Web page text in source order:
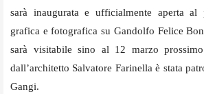
sarà inaugurata e ufficialmente aperta al
grafica e fotografica su Gandolfo Felice
sarà visitabile sino al 12 marzo
dall’architetto Salvatore Farinella è stata
Gangi.